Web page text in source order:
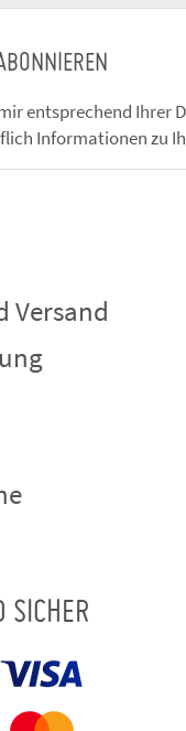
entsprechend Ihrer
Informationen zu
Versand
SICHER